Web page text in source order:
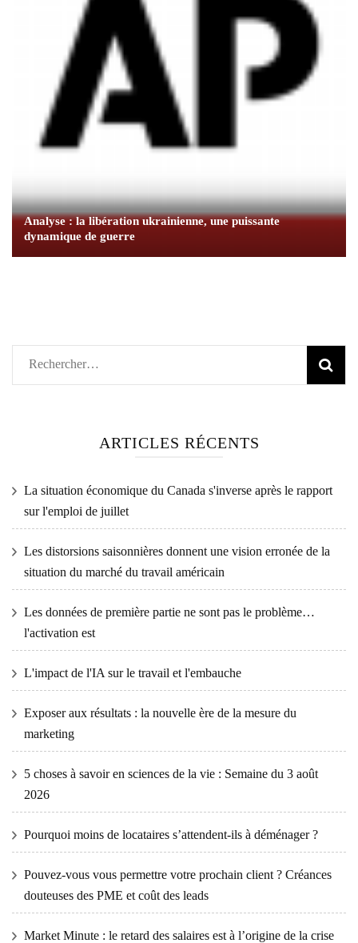
Analyse : la libération ukrainienne, une puissante
dynamique de guerre
Rechercher :
ARTICLES RÉCENTS
La situation économique du Canada s'inverse après le rapport
sur l'emploi de juillet
Les distorsions saisonnières donnent une vision erronée de la
situation du marché du travail américain
Les données de première partie ne sont pas le problème…
l'activation est
L'impact de l'IA sur le travail et l'embauche
Exposer aux résultats : la nouvelle ère de la mesure du
marketing
5 choses à savoir en sciences de la vie : Semaine du 3 août
2026
Pourquoi moins de locataires s’attendent-ils à déménager ?
Pouvez-vous vous permettre votre prochain client ? Créances
douteuses des PME et coût des leads
Market Minute : le retard des salaires est à l’origine de la crise